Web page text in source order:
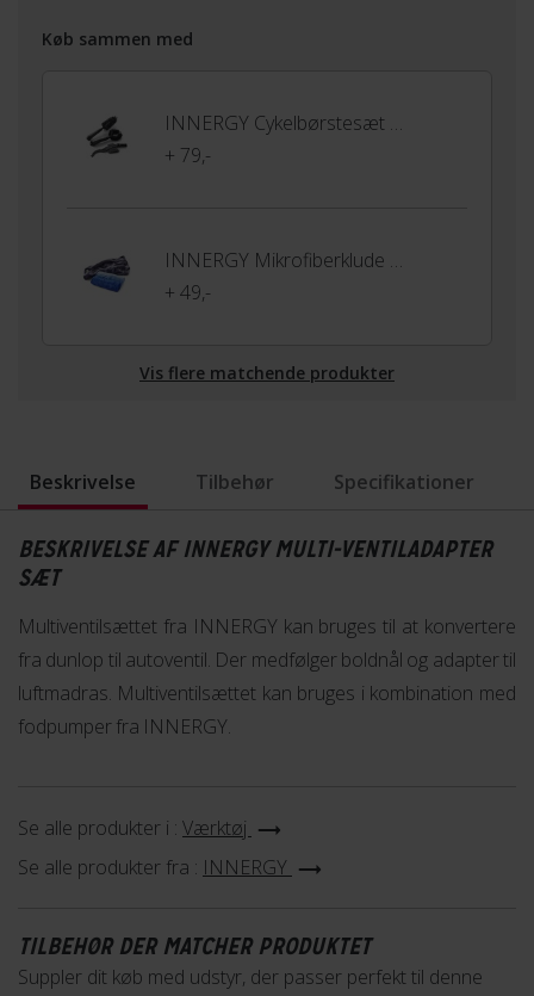
Køb sammen med
INNERGY Cykelbørstesæt 3-pak
+ 79,-
INNERGY Mikrofiberklude 3-pak
+ 49,-
Vis flere matchende produkter
Beskrivelse Tilbehør Specifikationer
BESKRIVELSE AF INNERGY MULTI-VENTILADAPTER
SÆT
Multiventilsættet fra INNERGY kan bruges til at konvertere
fra dunlop til autoventil. Der medfølger boldnål og adapter til
luftmadras. Multiventilsættet kan bruges i kombination med
fodpumper fra INNERGY.
Se alle produkter i : Værktøj
Se alle produkter fra : INNERGY
TILBEHØR DER MATCHER PRODUKTET
Suppler dit køb med udstyr, der passer perfekt til denne